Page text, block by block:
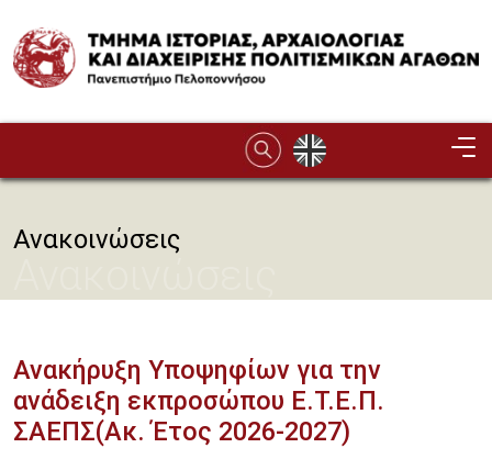
Image
Ανακοινώσεις
Ανακήρυξη Υποψηφίων για την
ανάδειξη εκπροσώπου Ε.Τ.Ε.Π.
ΣΑΕΠΣ(Ακ. Έτος 2026-2027)